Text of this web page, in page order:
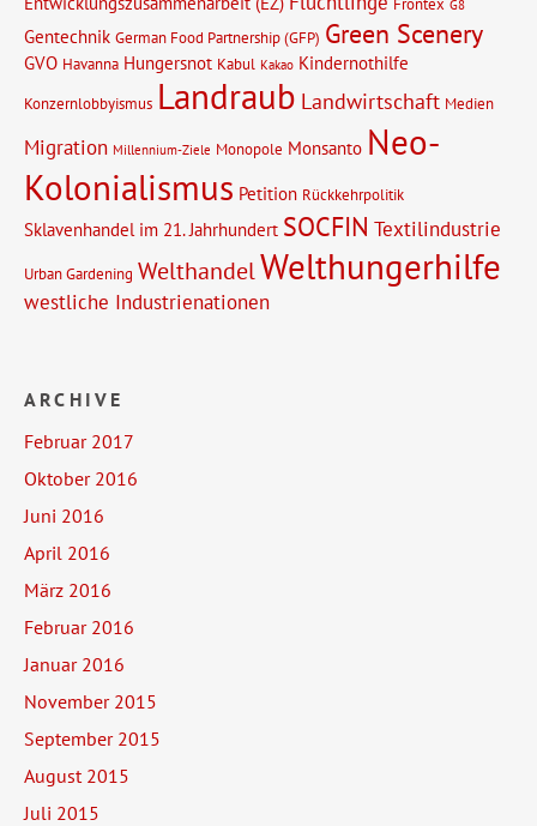
G8
Gentechnik German Food Partnership (GFP) Green Scenery
GVO Havanna Hungersnot Kabul Kakao Kindernothilfe
Konzernlobbyismus Landraub Landwirtschaft Medien
Migration Millennium-Ziele Monopole Monsanto Neo-
Kolonialismus Petition Rückkehrpolitik
Sklavenhandel im 21. Jahrhundert SOCFIN Textilindustrie
Urban Gardening WelthandelWelthungerhilfe
westliche Industrienationen
ARCHIVE
Februar 2017
Oktober 2016
Juni 2016
April 2016
März 2016
Februar 2016
Januar 2016
November 2015
September 2015
August 2015
Juli 2015